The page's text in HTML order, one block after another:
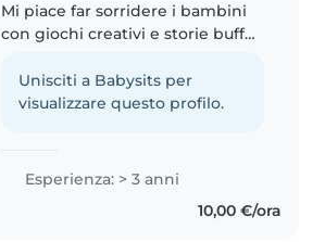
Mi piace far sorridere i bambini
con giochi creativi e storie buffe,
responsabilità. Con me non ci si
annoia mai.
Unisciti a Babysits per
visualizzare questo profilo.
Esperienza: > 3 anni
10,00 €/ora